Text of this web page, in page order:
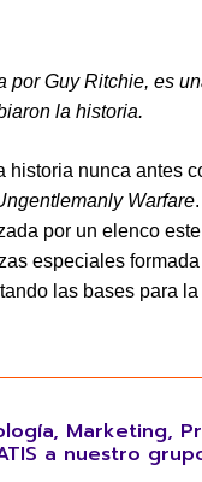
por Guy Ritchie, es
la historia.
historia nunca antes
Warfare
por un elenco
especiales
las bases para la
Marketing,
a nuestro